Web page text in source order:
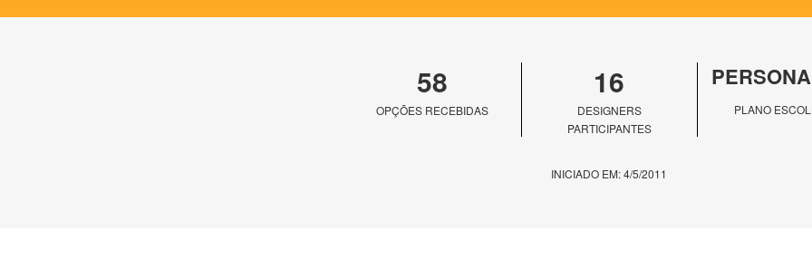
58
OPÇÕES RECEBIDAS
16
DESIGNERS
PARTICIPANTES
PLANO
INICIADO EM: 4/5/2011